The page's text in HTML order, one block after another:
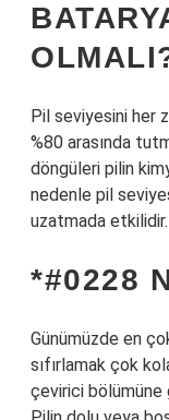
Pil seviyesini her
%80 arasında
döngüleri pilin
nedenle pil
uzatmada etkilidir.
*#0228
Günümüzde en
sıfırlamak çok
çevirici bölümüne